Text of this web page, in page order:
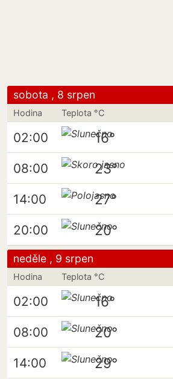
sobota , 8 srpen
Hodina Teplota °C
02:00 16°
08:00 23°
14:00 27°
20:00 20°
neděle , 9 srpen
Hodina Teplota °C
02:00 16°
08:00 20°
14:00 29°